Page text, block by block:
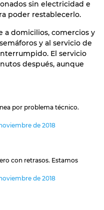
sin electricidad e
poder restablecerlo.
a domicilios, comercios y
y al servicio de
El servicio
después, aunque
por problema técnico.
de 2018
con retrasos. Estamos
de 2018